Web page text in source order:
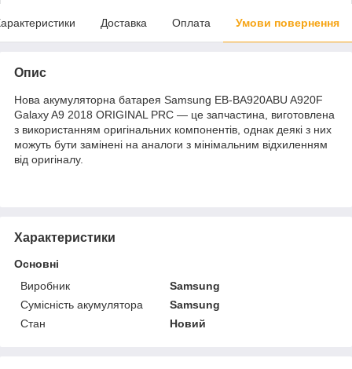
Доставка Оплата Умови повернення
Опис
Нова акумуляторна батарея Samsung EB-BA920ABU A920F
Galaxy A9 2018 ORIGINAL PRC — це запчастина, виготовлена
з використанням оригінальних компонентів, однак деякі з них
можуть бути замінені на аналоги з мінімальним відхиленням
від оригіналу.
Характеристики
Основні
Виробник
Samsung
Сумісність акумулятора
Samsung
Стан
Новий